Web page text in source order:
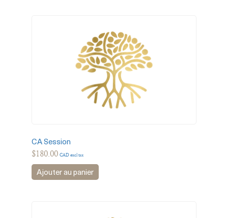
CA Session
$180.00 CAD excl tax
Ajouter au panier